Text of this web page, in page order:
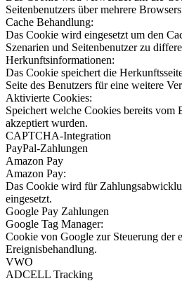
Seitenbenutzers über mehrere
Cache Behandlung:
Das Cookie wird eingesetzt um den
Szenarien und Seitenbenutzer zu
Herkunftsinformationen:
Das Cookie speichert die
Seite des Benutzers für eine weitere
Aktivierte Cookies:
Speichert welche Cookies bereits vom
akzeptiert wurden.
CAPTCHA-Integration
PayPal-Zahlungen
Amazon Pay
Amazon Pay:
Das Cookie wird für
eingesetzt.
Google Pay Zahlungen
Google Tag Manager:
Cookie von Google zur Steuerung der
Ereignisbehandlung.
VWO
ADCELL Tracking